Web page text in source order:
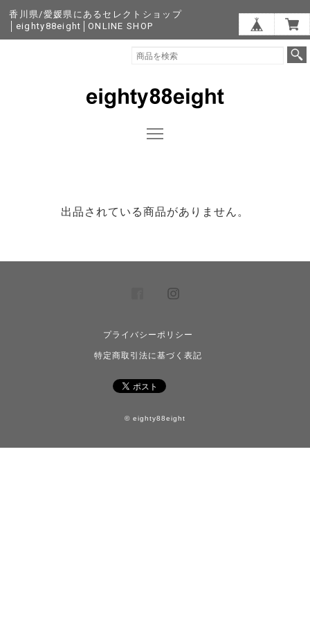
香川県/愛媛県にあるセレクトショップ
│eighty88eight│ONLINE SHOP
出品されている商品がありません。
プライバシーポリシー
特定商取引法に基づく表記
© eighty88eight